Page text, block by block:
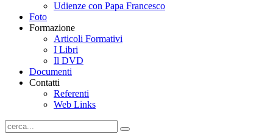
Udienze con Papa Francesco
Foto
Formazione
Articoli Formativi
I Libri
Il DVD
Documenti
Contatti
Referenti
Web Links